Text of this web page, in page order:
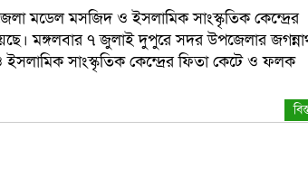
মডেল মসজিদ ও ইসলামিক সাংস্কৃতিক কেন্দ্রের
মঙ্গলবার ৭ জুলাই দুপুরে সদর উপজেলার
সাংস্কৃতিক কেন্দ্রের ফিতা কেটে ও ফলক